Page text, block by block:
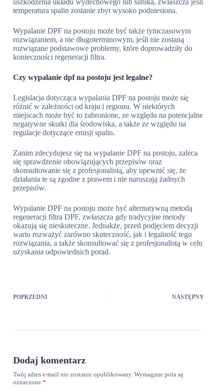
uszkodzenia układu wydechowego lub silnika, zwłaszcza jeśli
temperatura spalin zostanie zbyt wysoko podniesiona.
Wypalanie DPF na postoju może być także tymczasowym
rozwiązaniem, a nie długoterminowym, jeśli nie zostaną
rozwiązane podstawowe problemy, które doprowadziły do
konieczności regeneracji filtra.
Czy wypalanie dpf na postoju jest legalne?
Legislacja dotycząca wypalania DPF na postoju może się
różnić w zależności od kraju i regionu. W niektórych
miejscach może być to zabronione, ze względu na potencjalne
negatywne skutki dla środowiska, a także ze względu na
regulacje dotyczące emisji spalin.
Zanim zdecydujesz się na wypalanie DPF na postoju, zaleca
się sprawdzenie obowiązujących przepisów oraz
skonsultowanie się z profesjonalistą, aby upewnić się, że
działania te są zgodne z prawem i nie naruszają żadnych
przepisów.
Wypalanie DPF na postoju może być alternatywną metodą
regeneracji filtra DPF, zwłaszcza gdy tradycyjne metody
okazują się nieskuteczne. Jednakże, przed podjęciem decyzji
warto rozważyć zarówno skuteczność, jak i legalność tego
rozwiązania, a także skonsultować się z profesjonalistą w celu
uzyskania odpowiednich porad.
POPRZEDNI NASTĘPNY
Dodaj komentarz
Twój adres e-mail nie zostanie opublikowany. Wymagane pola są
oznaczone *